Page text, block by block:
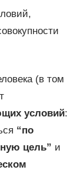
(в том
условий:
“по
цель” и